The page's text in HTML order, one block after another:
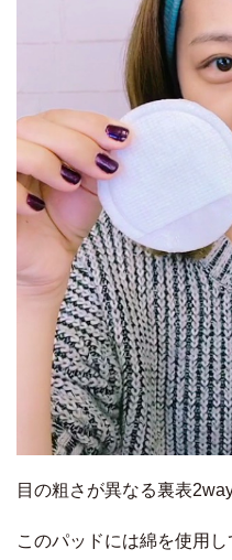
目の粗さが異なる裏表
このパッドには綿を使用